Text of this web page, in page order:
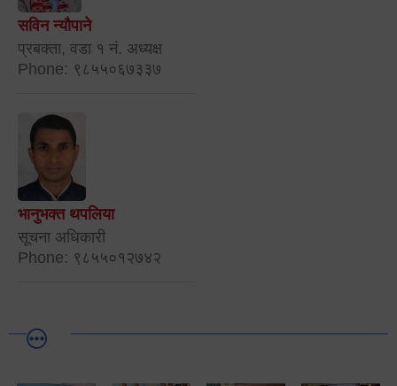
सविन न्यौपाने
प्रबक्ता, वडा १ नं. अध्यक्ष
Phone: ९८५५०६७३३७
भानुभक्त थपलिया
सूचना अधिकारी
Phone: ९८५५०१२७४२